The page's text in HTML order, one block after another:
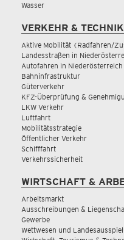
Wasser
VERKEHR & TECHNIK
Aktive Mobilität (Radfahren/
Landesstraßen in
Autofahren in Niederösterreich
Bahninfrastruktur
Güterverkehr
KFZ-Überprüfung &
LKW Verkehr
Luftfahrt
Mobilitätsstrategie
Öffentlicher Verkehr
Schifffahrt
Verkehrssicherheit
WIRTSCHAFT &
Arbeitsmarkt
Ausschreibungen &
Gewerbe
Wettwesen und